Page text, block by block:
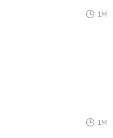
1M
1M